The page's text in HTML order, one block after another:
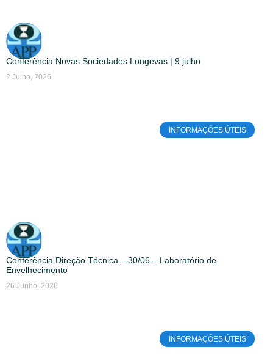
Conferência Novas Sociedades Longevas | 9 julho
2 Julho, 2026
INFORMAÇÕES ÚTEIS
Conferência Direção Técnica – 30/06 – Laboratório de
Envelhecimento
26 Junho, 2026
INFORMAÇÕES ÚTEIS